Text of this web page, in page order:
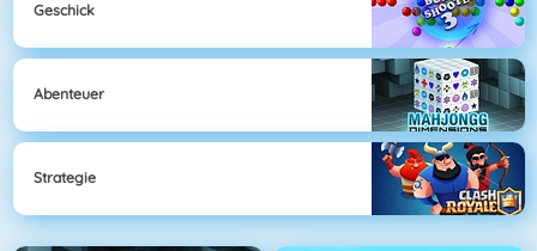
Geschick
Abenteuer
Strategie